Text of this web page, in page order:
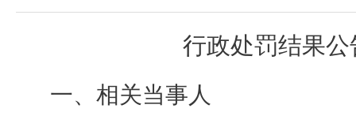
行政处罚结果公
一、相关当事人